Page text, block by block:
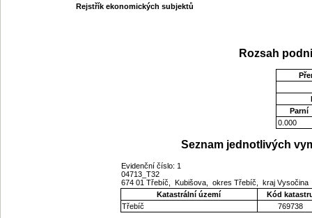
Rejstřík ekonomických subjektů
Rozsah
Parní
0.000
Seznam jednotlivých
Evidenční číslo: 1
04713_T32
674 01 Třebíč, Kubišova, okres Třebíč, kraj Vysočina
Katastrální území
Kód
Třebíč
769738